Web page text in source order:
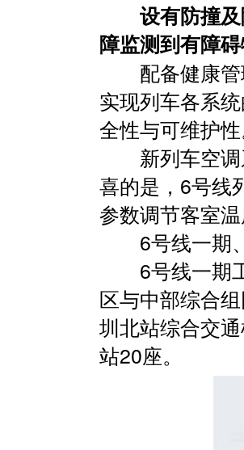
设有防撞
障监测到有障
配备健康管
实现列车各系
全性与可维护
新列车空调
喜的是，6号线
参数调节客室
6号线一期、
6号线一期工
区与中部综合
圳北站综合交
站20座。